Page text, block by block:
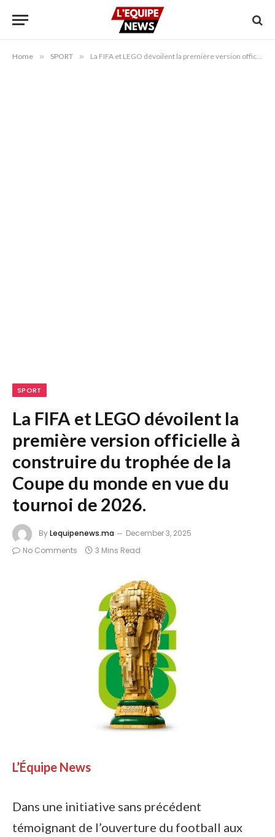
Home » SPORT » La FIFA et LEGO dévoilent la première version officielle à construire du trophée de la Coupe du monde en vue du tournoi de 2026.
SPORT
La FIFA et LEGO dévoilent la
première version officielle à
construire du trophée de la
Coupe du monde en vue du
tournoi de 2026.
ByLequipenews.ma
December 3, 2025
No Comments
3 Mins Read
L’Équipe News
Dans une initiative sans précédent
témoignant de l’ouverture du football aux